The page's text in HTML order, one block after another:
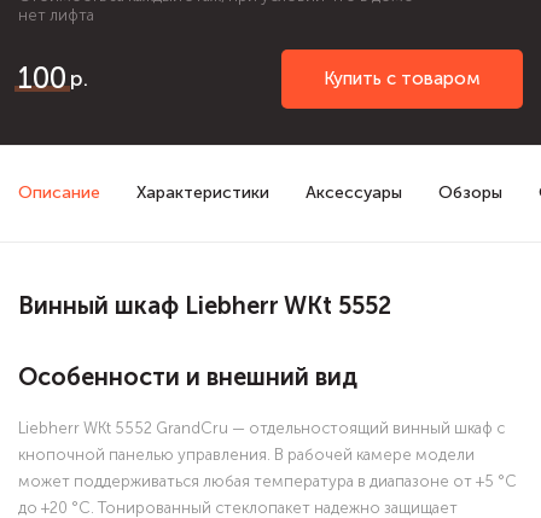
нет лифта
100 Купить с товаром
Описание Характеристики Аксессуары Обзоры
Винный шкаф Liebherr WKt 5552
Особенности и внешний вид
Liebherr WKt 5552 GrandCru — отдельностоящий винный шкаф с
кнопочной панелью управления. В рабочей камере модели
может поддерживаться любая температура в диапазоне от +5 °C
до +20 °C. Тонированный стеклопакет надежно защищает